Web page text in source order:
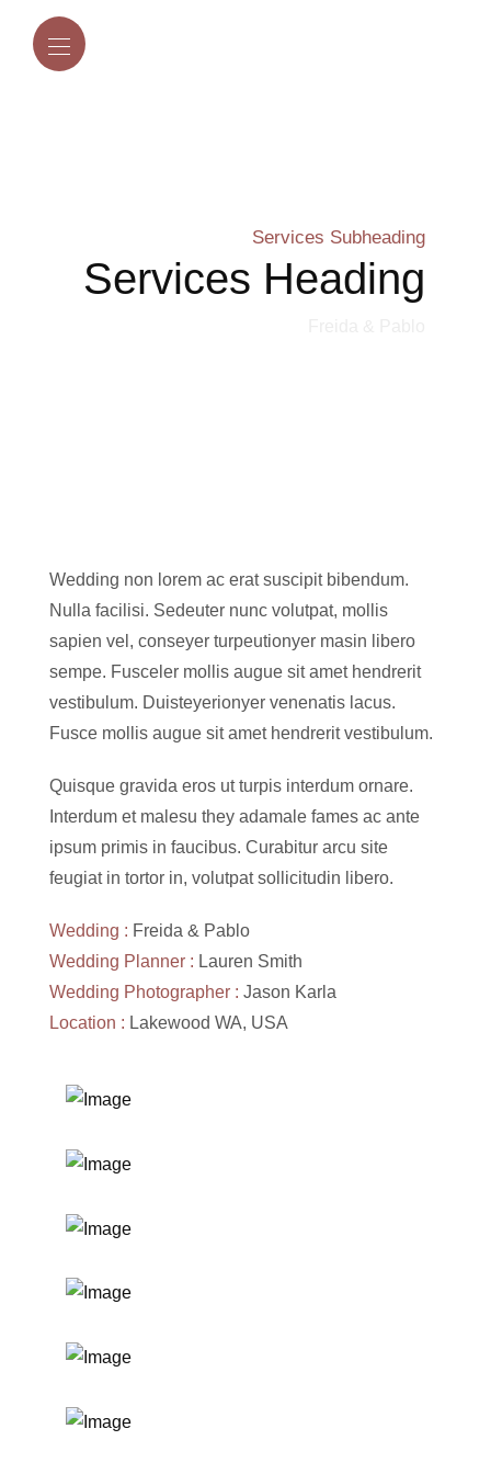
Services Subheading
Services Heading
Wedding non lorem ac erat suscipit bibendum.
Nulla facilisi. Sedeuter nunc volutpat, mollis
sapien vel, conseyer turpeutionyer masin libero
sempe. Fusceler mollis augue sit amet hendrerit
vestibulum. Duisteyerionyer venenatis lacus.
Fusce mollis augue sit amet hendrerit vestibulum.
Quisque gravida eros ut turpis interdum ornare.
Interdum et malesu they adamale fames ac ante
ipsum primis in faucibus. Curabitur arcu site
feugiat in tortor in, volutpat sollicitudin libero.
Wedding : Freida & Pablo
Wedding Planner : Lauren Smith
Wedding Photographer : Jason Karla
Location : Lakewood WA, USA